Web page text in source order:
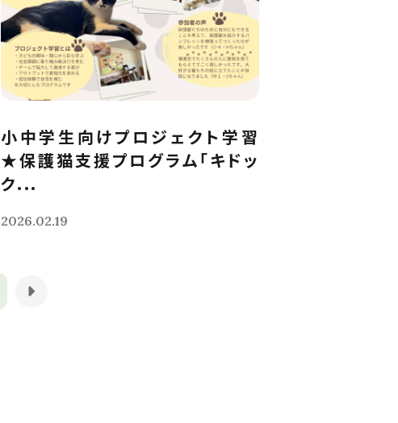
小中学生向けプロジェクト学習
★保護猫支援プログラム「キドッ
ク...
2026.02.19